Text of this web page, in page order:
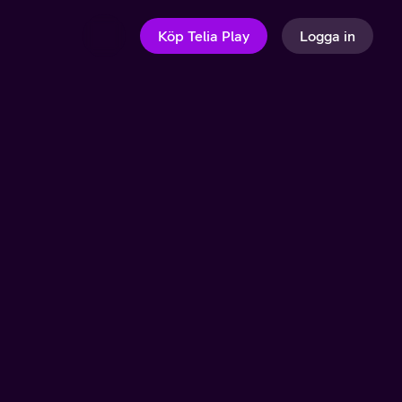
Köp Telia Play Logga in